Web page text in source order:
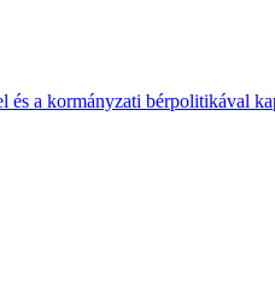
és a kormányzati bérpolitikával